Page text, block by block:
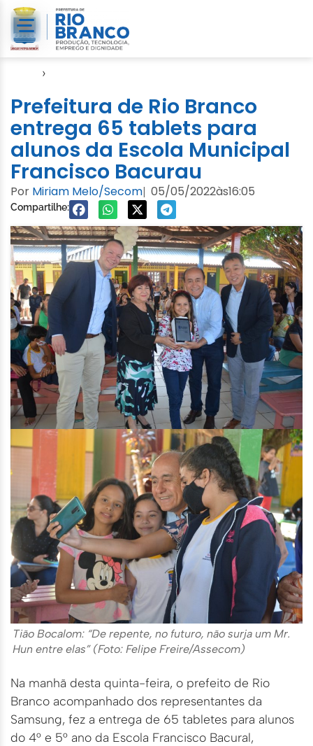
›
Prefeitura de Rio Branco
entrega 65 tablets para
alunos da Escola Municipal
Francisco Bacurau
Por Miriam Melo/Secom| 05/05/2022às16:05
Compartilhe:
Tião Bocalom: “De repente, no futuro, não surja um Mr.
Hun entre elas” (Foto: Felipe Freire/Assecom)
Na manhã desta quinta-feira, o prefeito de Rio
Branco acompanhado dos representantes da
Samsung, fez a entrega de 65 tabletes para alunos
do 4° e 5° ano da Escola Francisco Bacural,